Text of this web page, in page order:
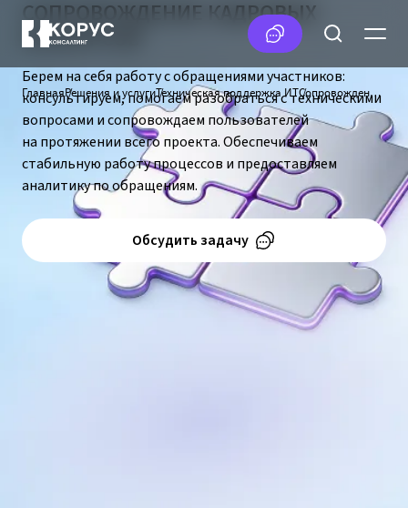
ГлавнаяРешения и услугиТехническая поддержка ИТ Сопровождение кадровых конкурсов
СОПРОВОЖДЕНИЕ КАДРОВЫХ
КОНКУРСОВ
Берем на себя работу с обращениями участников:
консультируем, помогаем разобраться с техническими
вопросами и сопровождаем пользователей
на протяжении всего проекта. Обеспечиваем
стабильную работу процессов и предоставляем
аналитику по обращениям.
Обсудить задачу